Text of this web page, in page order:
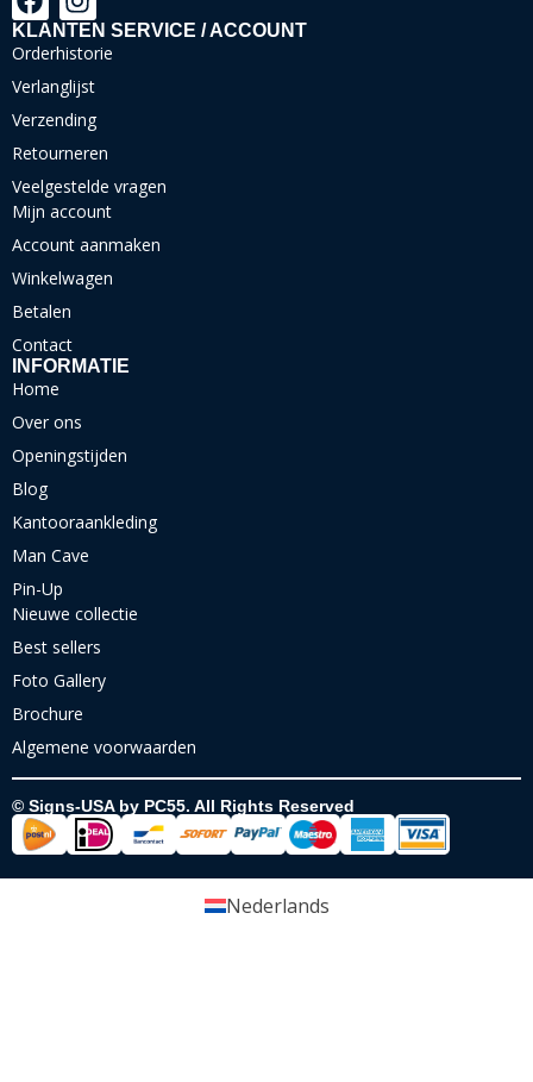
KLANTEN SERVICE / ACCOUNT
Orderhistorie
Verlanglijst
Verzending
Retourneren
Veelgestelde vragen
Mijn account
Account aanmaken
Winkelwagen
Betalen
Contact
INFORMATIE
Home
Over ons
Openingstijden
Blog
Kantooraankleding
Man Cave
Pin-Up
Nieuwe collectie
Best sellers
Foto Gallery
Brochure
Algemene voorwaarden
© Signs-USA by PC55. All Rights Reserved
Nederlands